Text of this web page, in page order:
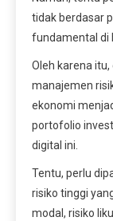
tidak berdasar
fundamental di
Oleh karena
manajemen
ekonomi
portofolio
digital ini.
Tentu, perlu
risiko tinggi
modal, risiko